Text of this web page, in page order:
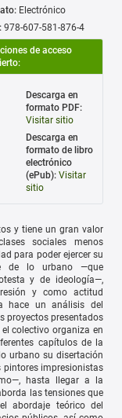
Electrónico
978-607-581-876-4
de acceso
Descarga en
formato PDF:
Visitar sitio
Descarga en
formato de libro
electrónico
(ePub): Visitar
sitio
y tiene un gran valor
sociales menos
para poder ejercer su
de lo urbano —que
y de ideología—,
y como actitud
hace un análisis del
proyectos presentados
colectivo organiza en
capítulos de la
urbano su disertación
pintores impresionistas
hasta llegar a la
las tensiones que
abordaje teórico del